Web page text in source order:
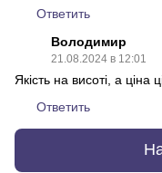
Ответить
Володимир
21.08.2024 в 12:01
Якість на висоті, а ціна
Ответить